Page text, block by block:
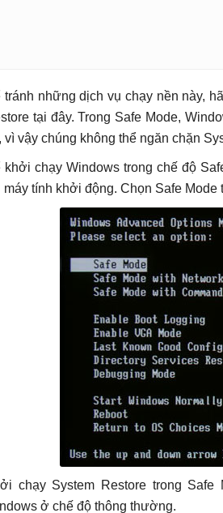
những dịch vụ chạy nền này,
tại đây. Trong Safe Mode,
vì vậy chúng không thể ngăn chặn
khởi chạy Windows trong chế độ
máy tính khởi động. Chọn Safe
chạy System Restore trong
ở chế độ thông thường.